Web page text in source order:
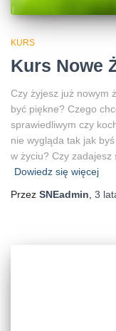
KURS
Kurs Nowe
Czy żyjesz już nowym
być piękne? Czego
sprawiedliwym czy
nie wygląda tak jak
w życiu? Czy zadajesz
Dowiedz się więcej
Przez SNEadmin 3